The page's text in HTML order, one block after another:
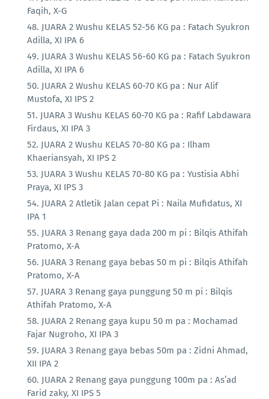
Faqih, X-G
JUARA 2 Wushu KELAS 52-56 KG pa : Fatach Syukron
Adilla, XI IPA 6
JUARA 3 Wushu KELAS 56-60 KG pa : Fatach Syukron
Adilla, XI IPA 6
JUARA 2 Wushu KELAS 60-70 KG pa : Nur Alif
Mustofa, XI IPS 2
JUARA 3 Wushu KELAS 60-70 KG pa : Rafif Labdawara
Firdaus, XI IPA 3
JUARA 2 Wushu KELAS 70-80 KG pa : Ilham
Khaeriansyah, XI IPS 2
JUARA 3 Wushu KELAS 70-80 KG pa : Yustisia Abhi
Praya, XI IPS 3
JUARA 2 Atletik Jalan cepat Pi : Naila Mufidatus, XI
IPA 1
JUARA 3 Renang gaya dada 200 m pi : Bilqis Athifah
Pratomo, X-A
JUARA 3 Renang gaya bebas 50 m pi : Bilqis Athifah
Pratomo, X-A
JUARA 3 Renang gaya punggung 50 m pi : Bilqis
Athifah Pratomo, X-A
JUARA 2 Renang gaya kupu 50 m pa : Mochamad
Fajar Nugroho, XI IPA 3
JUARA 3 Renang gaya bebas 50m pa : Zidni Ahmad,
XII IPA 2
JUARA 2 Renang gaya punggung 100m pa : As’ad
Farid zaky, XI IPS 5